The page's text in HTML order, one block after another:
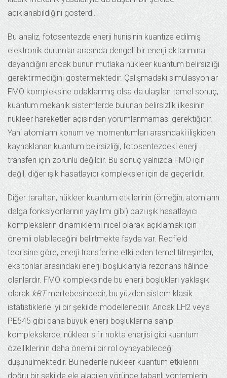
açıklanabildiğini gösterdi.
Bu analiz, fotosentezde enerji hunisinin kuantize edilmiş
elektronik durumlar arasında dengeli bir enerji aktarımına
dayandığını ancak bunun mutlaka nükleer kuantum belirsizliği
gerektirmediğini göstermektedir. Çalışmadaki simülasyonlar
FMO kompleksine odaklanmış olsa da ulaşılan temel sonuç,
kuantum mekanik sistemlerde bulunan belirsizlik ilkesinin
nükleer hareketler açısından yorumlanmaması gerektiğidir.
Yani atomların konum ve momentumları arasındaki ilişkiden
kaynaklanan kuantum belirsizliği, fotosentezdeki enerji
transferi için zorunlu değildir. Bu sonuç yalnızca FMO için
değil, diğer ışık hasatlayıcı kompleksler için de geçerlidir.
Diğer taraftan, nükleer kuantum etkilerinin (örneğin, atomların
dalga fonksiyonlarının yayılımı gibi) bazı ışık hasatlayıcı
komplekslerin dinamiklerini nicel olarak açıklamak için
önemli olabileceğini belirtmekte fayda var. Redfield
teorisine göre, enerji transferine etki eden temel titreşimler,
eksitonlar arasındaki enerji boşluklarıyla rezonans hâlinde
olanlardır. FMO kompleksinde bu enerji boşlukları yaklaşık
olarak kBTmertebesindedir, bu yüzden sistem klasik
istatistiklerle iyi bir şekilde modellenebilir. Ancak LH2 veya
PE545 gibi daha büyük enerji boşluklarına sahip
komplekslerde, nükleer sıfır nokta enerjisi gibi kuantum
özelliklerinin daha önemli bir rol oynayabileceği
düşünülmektedir. Bu nedenle nükleer kuantum etkilerini
doğru bir şekilde ele alabilen yörünge tabanlı yöntemlerin